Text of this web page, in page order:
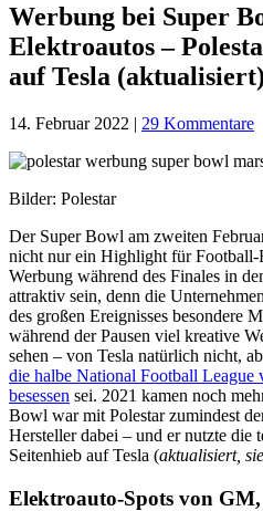
Werbung bei Super
Elektroautos –
auf Tesla (aktualisiert)
14. Februar 2022 | 29 Kommentare
Bilder: Polestar
Der Super Bowl am zweiten
nicht nur ein Highlight für Football-
Werbung während des Finales in
attraktiv sein, denn die
des großen Ereignisses besondere
während der Pausen viel kreative
sehen – von Tesla natürlich nicht,
die halbe National Football League
besessen sei. 2021 kamen noch
Bowl war mit Polestar zumindest
Hersteller dabei – und er nutzte die
Seitenhieb auf Tesla (aktualisiert,
Elektroauto-Spots von